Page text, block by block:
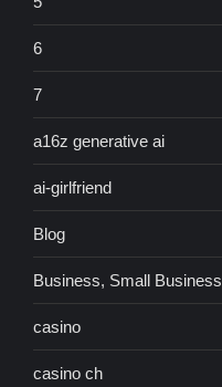
6
7
a16z generative ai
ai-girlfriend
Blog
Business, Small Business
casino
casino ch